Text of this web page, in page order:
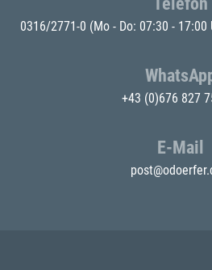
0316/2771-0 (Mo - Do: 07:30 -
+43 (0)676 827
E-Mail